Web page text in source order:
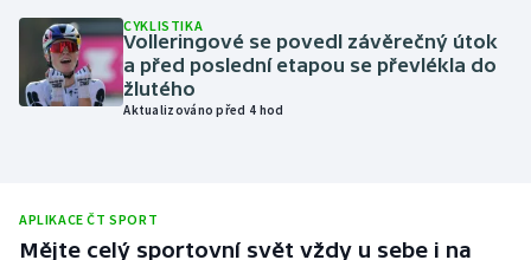
Parasport
Plavání
Ragby
CYKLISTIKA
Volleringové se povedl závěrečný útok
a před poslední etapou se převlékla do
žlutého
Aktualizováno před 4 hod
APLIKACE ČT SPORT
Mějte celý sportovní svět vždy u sebe i na